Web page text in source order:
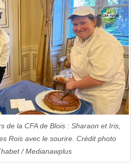
de la CFA de Blois : Sharaon et Iris,
Rois avec le sourire. Crédit photo
/ Medianawplus